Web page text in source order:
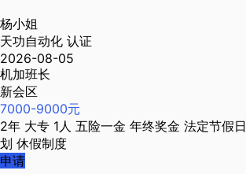
杨小姐
天功自动化 认证
2026-08-05
机加班长
新会区
7000-9000元
2年 大专 1人 五险一金 年终奖金 法定节假日
划 休假制度
申请